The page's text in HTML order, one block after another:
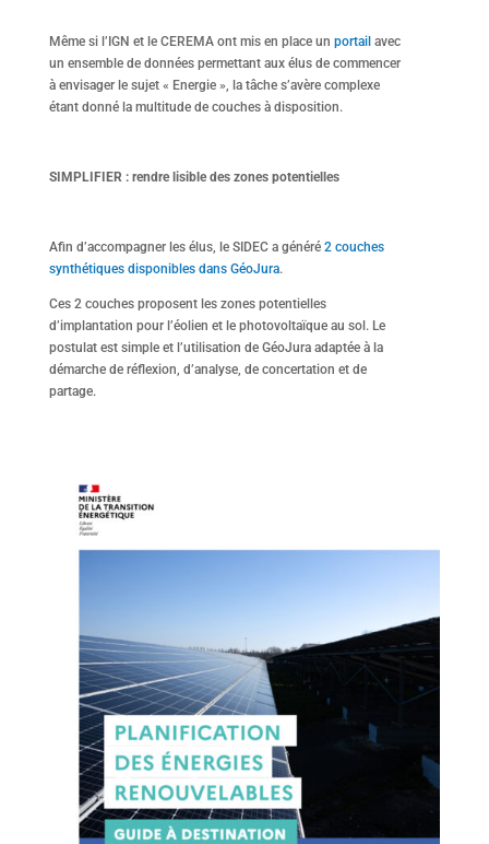
Même si l’IGN et le CEREMA ont mis en place un portailavec
un ensemble de données permettant aux élus de commencer
à envisager le sujet « Energie », la tâche s’avère complexe
étant donné la multitude de couches à disposition.
SIMPLIFIER : rendre lisible des zones potentielles
Afin d’accompagner les élus, le SIDEC a généré 2 couches
synthétiques disponibles dans GéoJura.
Ces 2 couches proposent les zones potentielles
d’implantation pour l’éolien et le photovoltaïque au sol. Le
postulat est simple et l’utilisation de GéoJura adaptée à la
démarche de réflexion, d’analyse, de concertation et de
partage.